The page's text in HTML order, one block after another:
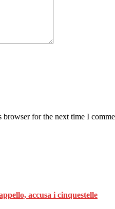
browser for the next time I
accusa i cinquestelle